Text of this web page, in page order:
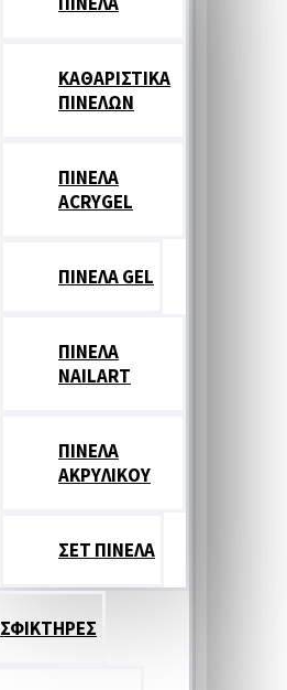
ΚΑΘΑΡΙΣΤΙΚΑ
ΠΙΝΕΛΩΝ
ΠΙΝΕΛΑ
ACRYGEL
ΠΙΝΕΛΑ GEL
ΠΙΝΕΛΑ
NAILART
ΠΙΝΕΛΑ
ΑΚΡΥΛΙΚΟΥ
ΣΕΤ ΠΙΝΕΛA
ΣΦΙΚΤΗΡΕΣ